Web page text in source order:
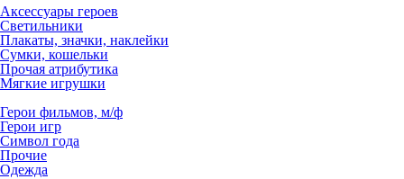
Аксессуары героев
Светильники
Плакаты, значки, наклейки
Сумки, кошельки
Прочая атрибутика
Мягкие игрушки
Герои фильмов, м/ф
Герои игр
Символ года
Прочие
Одежда